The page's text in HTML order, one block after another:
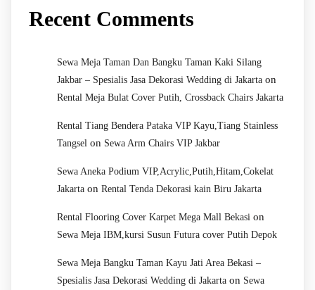
Recent Comments
Sewa Meja Taman Dan Bangku Taman Kaki Silang
Jakbar – Spesialis Jasa Dekorasi Wedding di Jakarta on
Rental Meja Bulat Cover Putih, Crossback Chairs Jakarta
Rental Tiang Bendera Pataka VIP Kayu,Tiang Stainless
Tangsel on Sewa Arm Chairs VIP Jakbar
Sewa Aneka Podium VIP,Acrylic,Putih,Hitam,Cokelat
Jakarta on Rental Tenda Dekorasi kain Biru Jakarta
Rental Flooring Cover Karpet Mega Mall Bekasi on
Sewa Meja IBM,kursi Susun Futura cover Putih Depok
Sewa Meja Bangku Taman Kayu Jati Area Bekasi –
Spesialis Jasa Dekorasi Wedding di Jakarta on Sewa